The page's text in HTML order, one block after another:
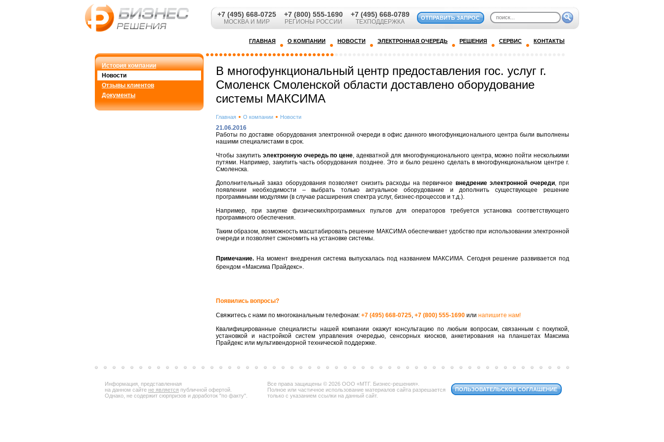
+7 (495) 668-0725
МОСКВА И МИР
+7 (800) 555-1690
РЕГИОНЫ РОССИИ
+7 (495) 668-0789
ТЕХПОДДЕРЖКА
ОТПРАВИТЬ ЗАПРОС
ГЛАВНАЯ О КОМПАНИИ НОВОСТИ ЭЛЕКТРОННАЯ ОЧЕРЕДЬ РЕШЕНИЯ СЕРВИС КОНТАКТЫ
История компании
Новости
Отзывы клиентов
Документы
В многофункциональный центр предоставления гос. услуг г.
Смоленск Смоленской области доставлено оборудование
системы МАКСИМА
Главная О компании Новости
21.06.2016
Работы по доставке оборудования электронной очереди в офис данного многофункционального центра были выполнены
нашими специалистами в срок.
Чтобы закупить электронную очередь по цене, адекватной для многофункционального центра, можно пойти несколькими
путями. Например, закупить часть оборудования позднее. Это и было решено сделать в многофункциональном центре г.
Смоленска.
Дополнительный заказ оборудования позволяет снизить расходы на первичное внедрение электронной очереди, при
появлении необходимости – выбрать только актуальное оборудование и дополнить существующее решение
программными модулями (в случае расширения спектра услуг, бизнес-процессов и т.д.).
Например, при закупке физических/программных пультов для операторов требуется установка соответствующего
программного обеспечения.
Таким образом, возможность масштабировать решение МАКСИМА обеспечивает удобство при использовании электронной
очереди и позволяет сэкономить на установке системы.
Примечание. На момент внедрения система выпускалась под названием МАКСИМА. Сегодня решение развивается под
брендом «Максима Прайдекс».
Появились вопросы?
Свяжитесь с нами по многоканальным телефонам: +7 (495) 668-0725, +7 (800) 555-1690 или напишите нам!
Квалифицированные специалисты нашей компании окажут консультацию по любым вопросам, связанным с покупкой,
установкой и настройкой систем управления очередью, сенсорных киосков, анкетирования на планшетах Максима
Прайдекс или мультивендорной технической поддержке.
Информация, представленная
на данном сайте не является публичной офертой.
Однако, не содержит сюрпризов и доработок "по факту".
Все права защищены © 2026 ООО «МТГ. Бизнес-решения».
Полное или частичное использование материалов сайта разрешается
только с указанием ссылки на данный сайт.
ПОЛЬЗОВАТЕЛЬСКОЕ СОГЛАШЕНИЕ